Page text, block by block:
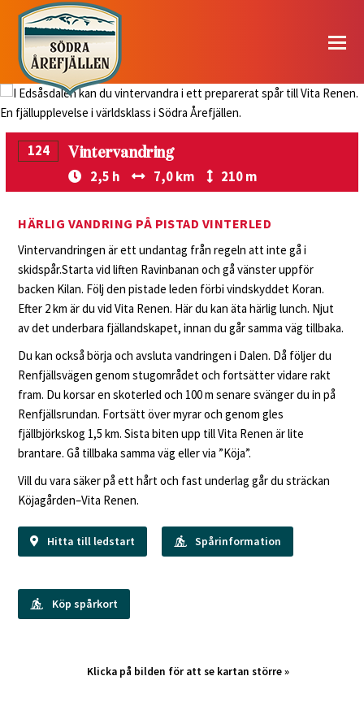
124 Vintervandring
2,5 h 7,0 km 210 m
HÄRLIG VANDRING PÅ PISTAD VINTERLED
Vintervandringen är ett undantag från regeln att inte gå i
skidspår.Starta vid liften Ravinbanan och gå vänster uppför
backen Kilan. Följ den pistade leden förbi vindskyddet Koran.
Efter 2 km är du vid Vita Renen. Här du kan äta härlig lunch. Njut
av det underbara fjällandskapet, innan du går samma väg tillbaka.
Du kan också börja och avsluta vandringen i Dalen. Då följer du
Renfjällsvägen genom stugområdet och fortsätter vidare rakt
fram. Du korsar en skoterled och 100 m senare svänger du in på
Renfjällsrundan. Fortsätt över myrar och genom gles
fjällbjörkskog 1,5 km. Sista biten upp till Vita Renen är lite
brantare. Gå tillbaka samma väg eller via ”Köja”.
Vill du vara säker på ett hårt och fast underlag går du sträckan
Köjagården–Vita Renen.
Hitta till ledstart Spårinformation
Köp spårkort
Klicka på bilden för att se kartan större »